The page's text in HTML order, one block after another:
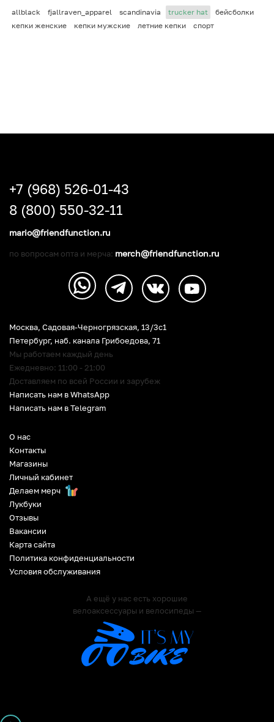
allblack fjallraven_apparel scandinavia trucker hat
бейсболки
кепки женские
кепки мужские летние кепки спорт
О нас
Контакты
Магазины
Личный кабинет
Делаем мерч
Лукбуки
Отзывы
Вакансии
Карта сайта
Политика конфиденциальности
Условия обслуживания
А ещё у нас есть хорошие
велоаксессуары и велосипеды —
Москва, Садовая-Черногрязская, 13/3c1
Петербург, наб. канала Грибоедова, 71
Мы работаем каждый день
Ежедневно: 11:00 - 21:00
Доставляем по всей России и зарубеж
Написать нам в WhatsApp
Написать нам в Telegram
+7 (968) 526-01-43
8 (800) 550-32-11
mario@friendfunction.ru
по вопросам опта и мерча: merch@friendfunction.ru